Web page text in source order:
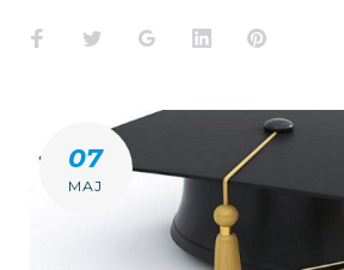
Facebook
TwitterGoogle+LinkedInPinterest
07
МАЈ